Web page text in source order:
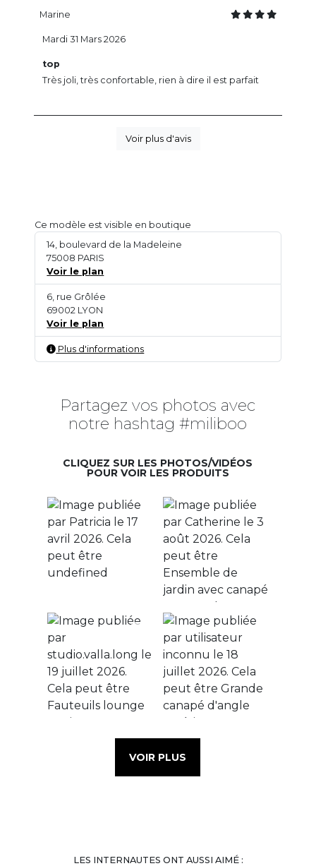
Marine
top
Très joli, très confortable, rien à dire il est parfait
Mardi 31 Mars 2026
Voir plus d'avis
Ce modèle est visible en boutique
14, boulevard de la Madeleine
75008 PARIS
Voir le plan
6, rue Grôlée
69002 LYON
Voir le plan
Plus d'informations
Partagez vos photos avec
notre hashtag #miliboo
CLIQUEZ SUR LES PHOTOS/VIDÉOS
POUR VOIR LES PRODUITS
VOIR PLUS
LES INTERNAUTES ONT AUSSI AIMÉ :